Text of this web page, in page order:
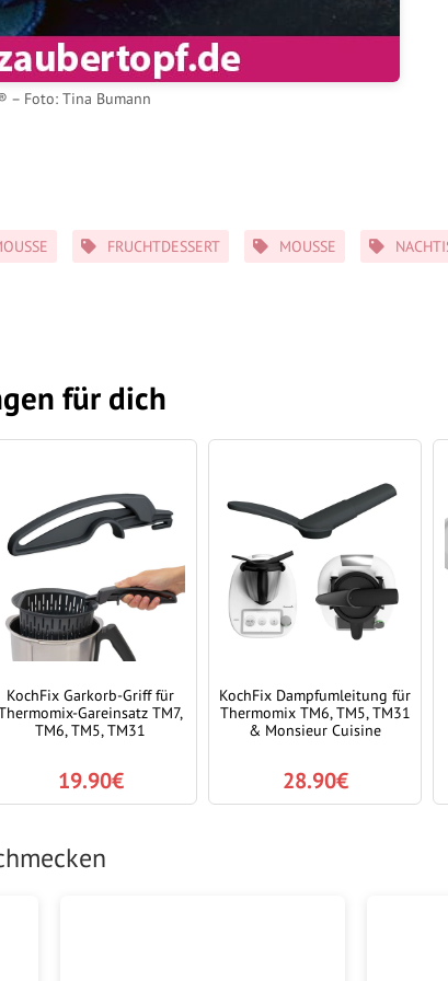
– Foto: Tina Bumann
FRUCHTDESSERT MOUSSE
für dich
KochFix Garkorb-Griff für
Gareinsatz TM7,
TM6, TM5, TM31
19.90€
KochFix Dampfumleitung für
Thermomix TM6, TM5, TM31
& Monsieur Cuisine
28.90€